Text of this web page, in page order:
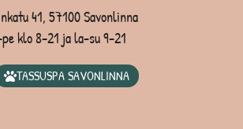
41, 57100 Savonlinna
klo 8-21 ja la-su 9-21
TASSUSPA SAVONLINNA